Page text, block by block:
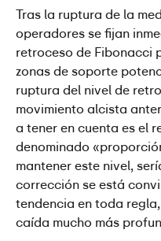
Tras la ruptura de la
operadores se fijan
retroceso de Fibonacci
zonas de soporte
ruptura del nivel de
movimiento alcista
a tener en cuenta es el
denominado
mantener este nivel,
corrección se está
tendencia en toda
caída mucho más